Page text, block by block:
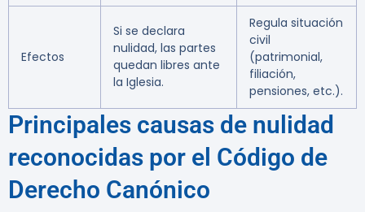
Efectos
Si se declara
nulidad, las partes
quedan libres ante
la Iglesia.
Regula situación
civil
(patrimonial,
filiación,
pensiones, etc.).
Principales causas de nulidad
reconocidas por el Código de
Derecho Canónico